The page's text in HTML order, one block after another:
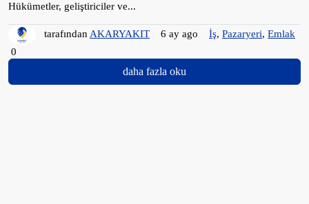
Hükümetler, geliştiriciler ve...
tarafından AKARYAKIT 6 ay ago İş, Pazaryeri, Emlak
0
daha fazla oku